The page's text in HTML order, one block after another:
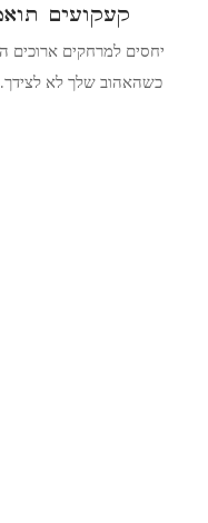
קעקועים
יחסים למרחקים ארוכים
כשהאהוב שלך לא